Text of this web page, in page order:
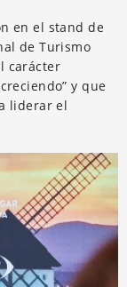
en el stand de
de Turismo
carácter
y que
liderar el